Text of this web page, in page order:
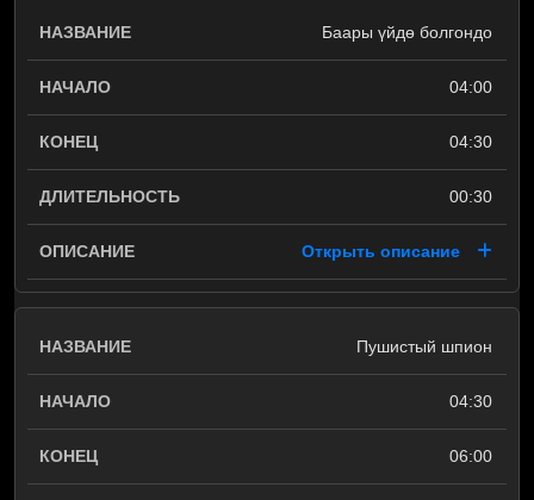
Баары үйдө болгондо
04:00
04:30
00:30
Открыть описание
Пушистый шпион
04:30
06:00